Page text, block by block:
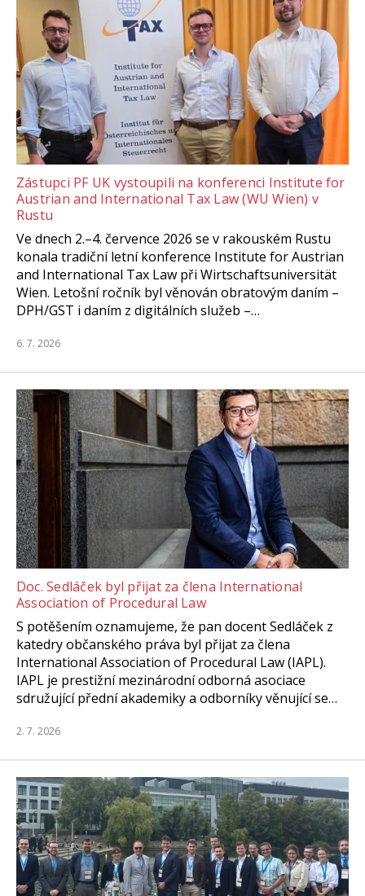
Zástupci PF UK vystoupili na konferenci Institute for
Austrian and International Tax Law (WU Wien) v
Rustu
Ve dnech 2.–4. července 2026 se v rakouském Rustu
konala tradiční letní konference Institute for Austrian
and International Tax Law při Wirtschaftsuniversität
Wien. Letošní ročník byl věnován obratovým daním –
DPH/GST i daním z digitálních služeb –…
6. 7. 2026
Doc. Sedláček byl přijat za člena International
Association of Procedural Law
S potěšením oznamujeme, že pan docent Sedláček z
katedry občanského práva byl přijat za člena
International Association of Procedural Law (IAPL).
IAPL je prestižní mezinárodní odborná asociace
sdružující přední akademiky a odborníky věnující se…
2. 7. 2026